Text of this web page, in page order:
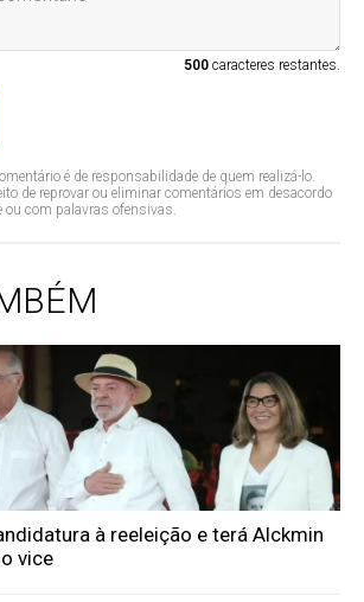
500caracteres restantes.
é de responsabilidade de quem realizá-lo.
de reprovar ou eliminar comentários em desacordo
com palavras ofensivas.
à reeleição e terá Alckmin
vice